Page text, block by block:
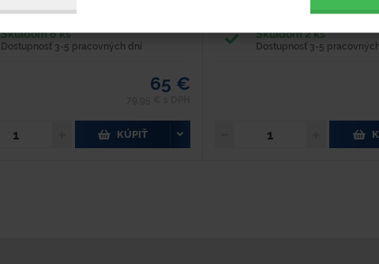
Skladom 6 ks
Dostupnosť 3-5 pracovných dní
65 €
KÚPIŤ
Skladom 2 ks
Dostupnosť 3-5